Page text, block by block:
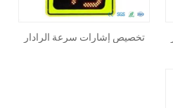
تخصيص إشارات سرعة الرادار